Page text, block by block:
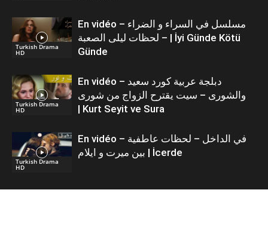
Turkish Drama
HD
En vidéo – مسلسل في السراء و الضراء
– لحظات ليلى الصعبة | İyi Günde Kötü
Günde
Turkish Drama
HD
En vidéo – دبلجة عربية كورد سعيد
والشورى – سيت يقترح الزواج من شورى
| Kurt Seyit ve Sura
Turkish Drama
HD
En vidéo – في الداخل – لحظات عاطفية
بين ميرت و ايلام | İcerde